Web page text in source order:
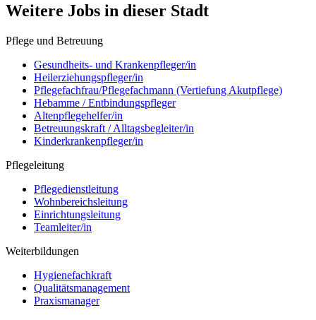
Weitere Jobs in dieser Stadt
Pflege und Betreuung
Gesundheits- und Krankenpfleger/in
Heilerziehungspfleger/in
Pflegefachfrau/Pflegefachmann (Vertiefung Akutpflege)
Hebamme / Entbindungspfleger
Altenpflegehelfer/in
Betreuungskraft / Alltagsbegleiter/in
Kinderkrankenpfleger/in
Pflegeleitung
Pflegedienstleitung
Wohnbereichsleitung
Einrichtungsleitung
Teamleiter/in
Weiterbildungen
Hygienefachkraft
Qualitätsmanagement
Praxismanager